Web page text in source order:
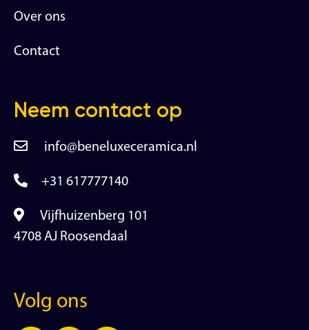
Over ons
Contact
Neem contact op
info@beneluxeceramica.nl
+31 617777140
Vijfhuizenberg 101
4708 AJ Roosendaal
Volg ons